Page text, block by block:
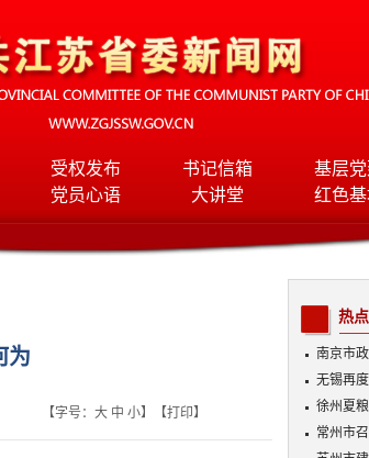
受权发布 书记信箱 基层
党员心语 大讲堂 红色
为
【字号： 大 中 小】【打印】
热
南京市
无锡再
入局AI
徐州夏
常州市